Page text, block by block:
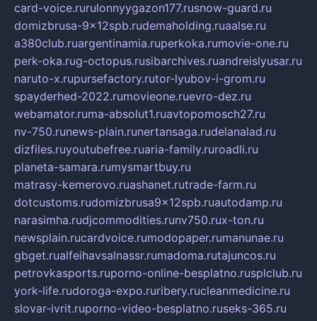
card-voice.rurulonnyygazon177.rusnow-guard.ru
domizbrusa-9x12spb.rudemaholding.ruaalse.ru
a380club.ruargentinamia.ruperkoka.rumovie-one.ru
perk-oka.rug-octopus.rusibarchives.ruandreislyusar.ru
naruto-x.rupursefactory.rutor-lyubov-i-grom.ru
spayderhed-2022.rumovieone.ruevro-dez.ru
webamator.ruma-absolut1.ruavtopomosch27.ru
nv-750.runews-plain.runertansaga.rudelanalad.ru
dizfiles.ruyoutubefree.ruaria-family.ruroadli.ru
planeta-samara.rumysmartbuy.ru
matrasy-kemerovo.ruashanet.rutrade-farm.ru
dotcustoms.rudomizbrusa9x12spb.ruautodamp.ru
narasimha.rudjcommodities.runv750.rux-ton.ru
newsplain.rucardvoice.rumodopaper.rumanunae.ru
gbget.rualfeihavsalnassr.rumadoma.rutajuncos.ru
petrovkasports.ruporno-online-besplatno.rusplclub.ru
york-life.rudoroga-expo.ruribery.rucleanmedicine.ru
slovar-ivrit.ruporno-video-besplatno.ruseks-365.ru